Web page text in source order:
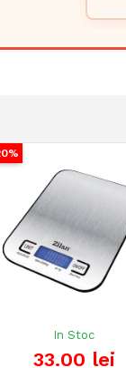
In Stoc
33.00 lei